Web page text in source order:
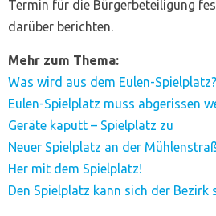
Termin für die Bürgerbeteiligung
darüber berichten.
Mehr zum Thema:
Was wird aus dem Eulen-Spielplatz?
Eulen-Spielplatz muss abgerissen
Geräte kaputt – Spielplatz zu
Neuer Spielplatz an der
Her mit dem Spielplatz!
Den Spielplatz kann sich der Bezirk